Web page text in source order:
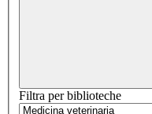
Filtra per biblioteche